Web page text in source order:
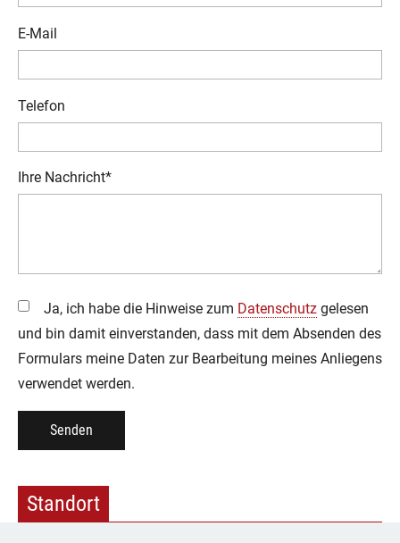
E-Mail
Telefon
Pflichtfeld
Ihre Nachricht*
Ja, ich habe die Hinweise zum Datenschutzgelesen
und bin damit einverstanden, dass mit dem Absenden des
Formulars meine Daten zur Bearbeitung meines Anliegens
verwendet werden.
Senden
Standort